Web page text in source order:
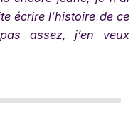
écrire l’histoire de ce
assez, j’en veux